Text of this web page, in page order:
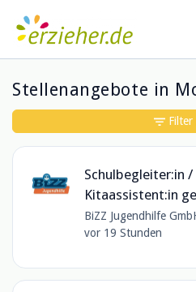
Stellenangebote in
Schulbegleiter:in
Kitaassistent:in
BiZZ Jugendhilfe
vor 19 Stunden
Filter